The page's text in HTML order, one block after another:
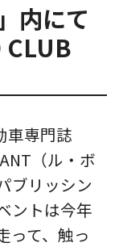
内にて
CLUB
車専門誌
（ル・ボ
ブリッシン
ントは今年
って、触っ